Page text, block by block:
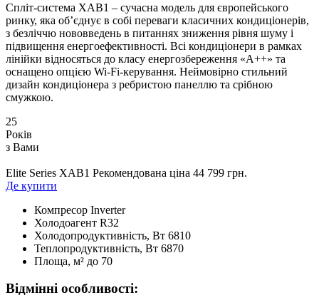
Спліт-система XAB1 – сучасна модель для європейського
ринку, яка об’єднує в собі переваги класичних кондиціонерів,
з безліччю нововведень в питаннях зниження рівня шуму і
підвищення енергоефективності. Всі кондиціонери в рамках
лінійки відносяться до класу енергозбереження «А++» та
оснащено опцією Wi-Fi-керування. Неймовірно стильний
дизайн кондиціонера з ребристою панеллю та срібною
смужкою.
25
Років
з Вами
Elite Series XAB1 Рекомендована ціна 44 799 грн.
Де купити
Компресор Inverter
Холодоагент R32
Холодопродуктивність, Bт 6810
Теплопродуктивність, Bт 6870
Площа, м² до 70
Відмінні особливості: